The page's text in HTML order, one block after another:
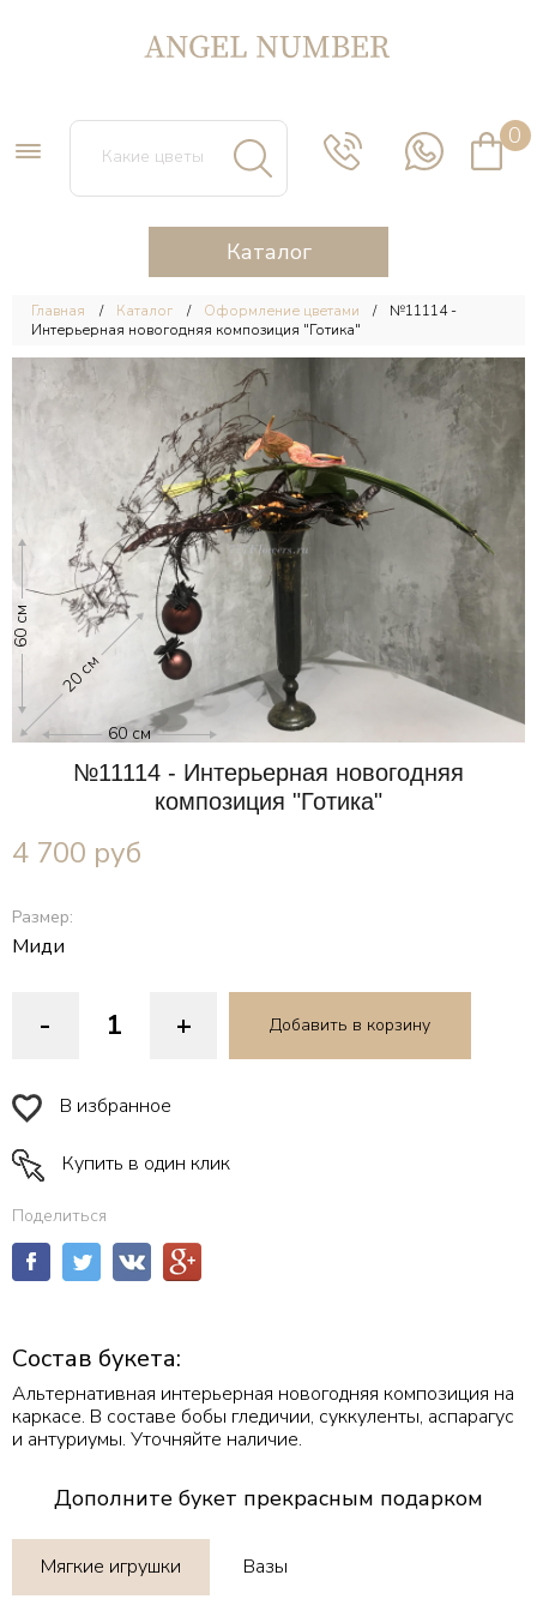
0
Каталог
Главная Каталог Оформление цветами
№11114 -
Интерьерная новогодняя композиция "Готика"
60 см
20 см
60 см
№11114 - Интерьерная новогодняя
композиция "Готика"
4 700 руб
Размер:
Миди
- + Добавить в корзину
В избранное
Купить в один клик
Поделиться
Состав букета:
Альтернативная интерьерная новогодняя композиция на
каркасе. В составе бобы гледичии, суккуленты, аспарагус
и антуриумы. Уточняйте наличие.
Дополните букет прекрасным подарком
Мягкие игрушки Вазы